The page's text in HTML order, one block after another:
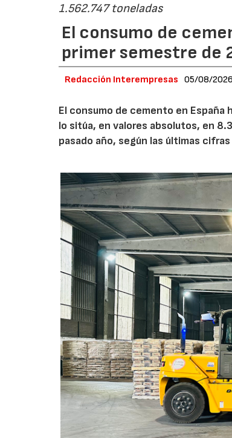
1.562.747 toneladas
El consumo de
primer semestre de
Redacción Interempresas 05/08/2026
El consumo de cemento en España
lo sitúa, en valores absolutos, en
pasado año, según las últimas